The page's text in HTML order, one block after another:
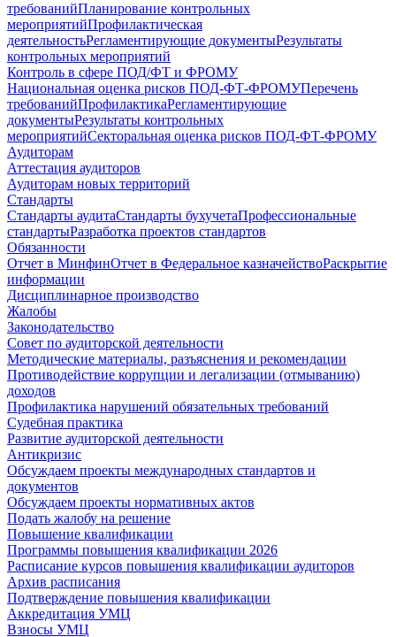
требованийПланирование контрольных
мероприятийПрофилактическая
деятельностьРегламентирующие документыРезультаты
контрольных мероприятий
Контроль в сфере ПОД/ФТ и ФРОМУ
Национальная оценка рисков ПОД-ФТ-ФРОМУПеречень
требованийПрофилактикаРегламентирующие
документыРезультаты контрольных
мероприятийСекторальная оценка рисков ПОД-ФТ-ФРОМУ
Аудиторам
Аттестация аудиторов
Аудиторам новых территорий
Стандарты
Стандарты аудитаСтандарты бухучетаПрофессиональные
стандартыРазработка проектов стандартов
Обязанности
Отчет в МинфинОтчет в Федеральное казначействоРаскрытие
информации
Дисциплинарное производство
Жалобы
Законодательство
Совет по аудиторской деятельности
Методические материалы, разъяснения и рекомендации
Противодействие коррупции и легализации (отмыванию)
доходов
Профилактика нарушений обязательных требований
Судебная практика
Развитие аудиторской деятельности
Антикризис
Обсуждаем проекты международных стандартов и
документов
Обсуждаем проекты нормативных актов
Подать жалобу на решение
Повышение квалификации
Программы повышения квалификации 2026
Расписание курсов повышения квалификации аудиторов
Архив расписания
Подтверждение повышения квалификации
Аккредитация УМЦ
Взносы УМЦ